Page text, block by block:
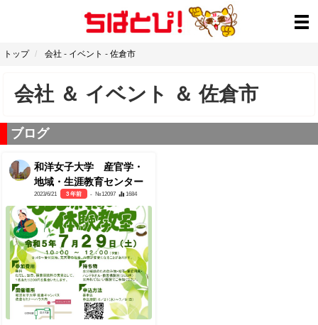
トップ 会社 - イベント - 佐倉市
会社 ＆ イベント ＆佐倉市
ブログ
和洋女子大学 産官学・
地域・生涯教育センター
2023/6/21 3 年前 - №12097 1684